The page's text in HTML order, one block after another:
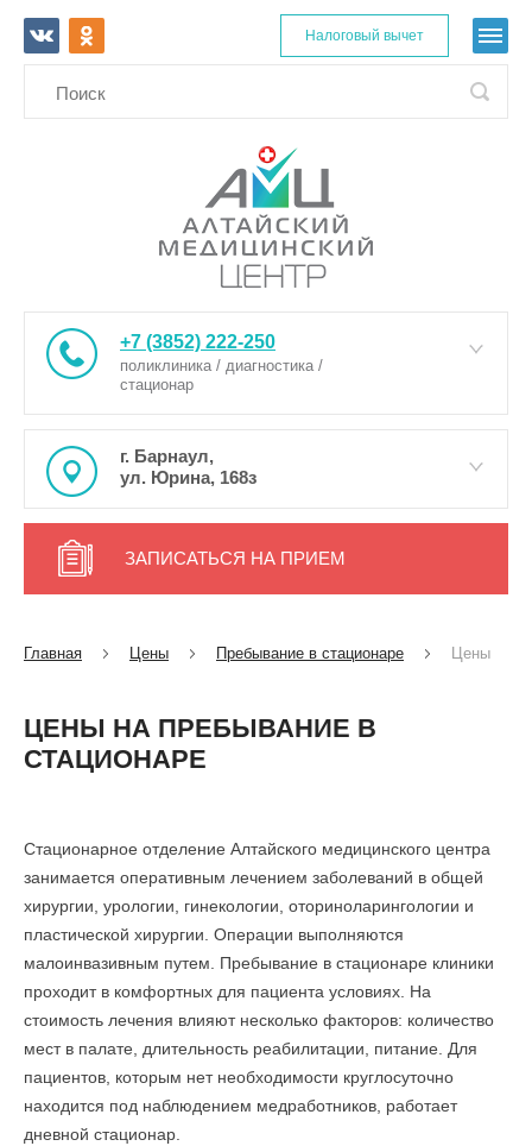
Налоговый вычет
+7 (3852) 222-250
поликлиника / диагностика /
стационар
г. Барнаул,
ул. Юрина, 168з
ЗАПИСАТЬСЯ НА ПРИЕМ
Главная Цены Пребывание в стационаре Цены
ЦЕНЫ НА ПРЕБЫВАНИЕ В
СТАЦИОНАРЕ
Стационарное отделение Алтайского медицинского центра
занимается оперативным лечением заболеваний в общей
хирургии, урологии, гинекологии, оториноларингологии и
пластической хирургии. Операции выполняются
малоинвазивным путем. Пребывание в стационаре клиники
проходит в комфортных для пациента условиях. На
стоимость лечения влияют несколько факторов: количество
мест в палате, длительность реабилитации, питание. Для
пациентов, которым нет необходимости круглосуточно
находится под наблюдением медработников, работает
дневной стационар.